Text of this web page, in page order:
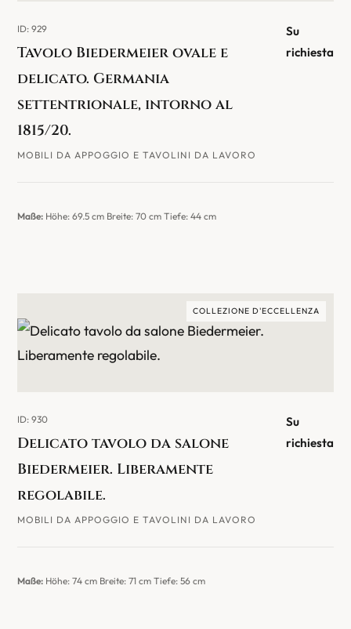
ID: 929
Tavolo Biedermeier ovale e
delicato. Germania
settentrionale, intorno al
1815/20.
MOBILI DA APPOGGIO E TAVOLINI DA LAVORO
Su
richiesta
Maße: Höhe: 69.5 cm Breite: 70 cm Tiefe: 44 cm
COLLEZIONE D'ECCELLENZA
ID: 930
Delicato tavolo da salone
Biedermeier. Liberamente
regolabile.
MOBILI DA APPOGGIO E TAVOLINI DA LAVORO
Su
richiesta
Maße: Höhe: 74 cm Breite: 71 cm Tiefe: 56 cm